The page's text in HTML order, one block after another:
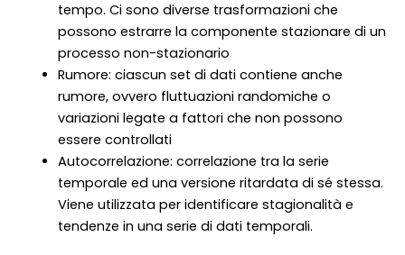
tempo. Ci sono diverse trasformazioni che
possono estrarre la componente stazionare di un
processo non-stazionario
Rumore: ciascun set di dati contiene anche
rumore, ovvero fluttuazioni randomiche o
variazioni legate a fattori che non possono
essere controllati
Autocorrelazione: correlazione tra la serie
temporale ed una versione ritardata di sé stessa.
Viene utilizzata per identificare stagionalità e
tendenze in una serie di dati temporali.